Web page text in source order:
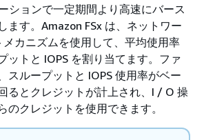
ションで一定期間より高速にバース
ます。Amazon FSx は、ネットワー
カニズムを使用して、平均使用率
ットと IOPS を割り当てます。ファ
スループットと IOPS 使用率がベー
るとクレジットが計上され、I / O 操
のクレジットを使用できます。